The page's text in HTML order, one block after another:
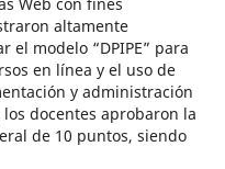
altamente
el modelo “DPIPE” para
en línea y el uso de
y administración
docentes aprobaron la
de 10 puntos, siendo